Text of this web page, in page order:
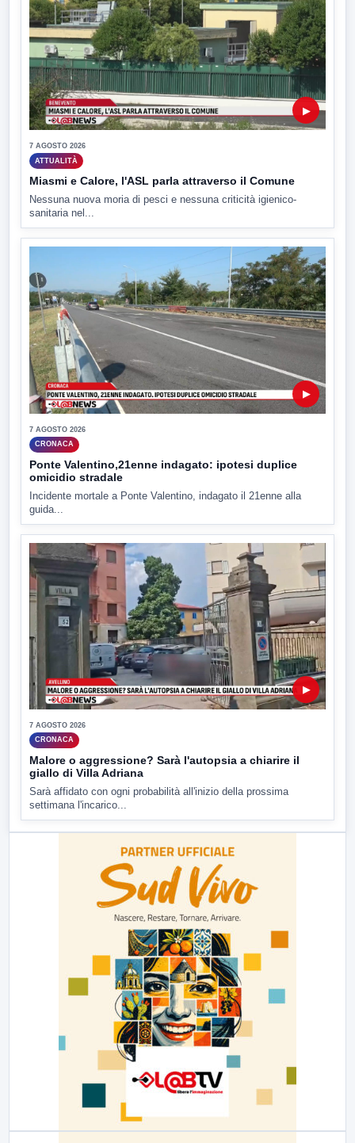
▶
7 AGOSTO 2026
ATTUALITÀ
Miasmi e Calore, l'ASL parla attraverso il Comune
Nessuna nuova moria di pesci e nessuna criticità igienico-
sanitaria nel...
▶
7 AGOSTO 2026
CRONACA
Ponte Valentino,21enne indagato: ipotesi duplice
omicidio stradale
Incidente mortale a Ponte Valentino, indagato il 21enne alla
guida...
▶
7 AGOSTO 2026
CRONACA
Malore o aggressione? Sarà l'autopsia a chiarire il
giallo di Villa Adriana
Sarà affidato con ogni probabilità all'inizio della prossima
settimana l'incarico...